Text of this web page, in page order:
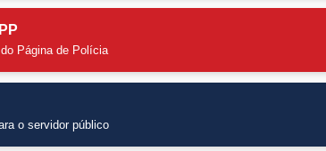
Página de Polícia
o servidor público